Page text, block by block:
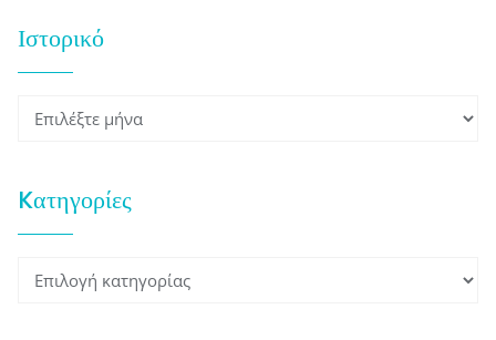
Ιστορικό
Ιστορικό
Kατηγορίες
Kατηγορίες